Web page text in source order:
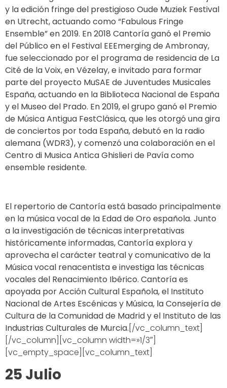
y la edición fringe del prestigioso Oude Muziek Festival
en Utrecht, actuando como “Fabulous Fringe
Ensemble” en 2019. En 2018 Cantoría ganó el Premio
del Público en el Festival EEEmerging de Ambronay,
fue seleccionado por el programa de residencia de La
Cité de la Voix, en Vézelay, e invitado para formar
parte del proyecto MuSAE de Juventudes Musicales
España, actuando en la Biblioteca Nacional de España
y el Museo del Prado. En 2019, el grupo ganó el Premio
de Música Antigua FestClásica, que les otorgó una gira
de conciertos por toda España, debutó en la radio
alemana (WDR3), y comenzó una colaboración en el
Centro di Musica Antica Ghislieri de Pavía como
ensemble residente.
El repertorio de Cantoría está basado principalmente
en la música vocal de la Edad de Oro española. Junto
a la investigación de técnicas interpretativas
históricamente informadas, Cantoría explora y
aprovecha el carácter teatral y comunicativo de la
Música vocal renacentista e investiga las técnicas
vocales del Renacimiento Ibérico. Cantoría es
apoyada por Acción Cultural Española, el Instituto
Nacional de Artes Escénicas y Música, la Consejería de
Cultura de la Comunidad de Madrid y el Instituto de las
Industrias Culturales de Murcia. [/vc_column_text]
[/vc_column][vc_column width=»1/3″]
[vc_empty_space][vc_column_text]
25 Julio